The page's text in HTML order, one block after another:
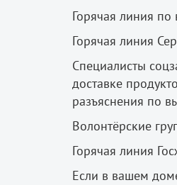
Горячая линия
Горячая линия
Специалисты
доставке
разъяснения по
Волонтёрские
Горячая линия
Если в вашем